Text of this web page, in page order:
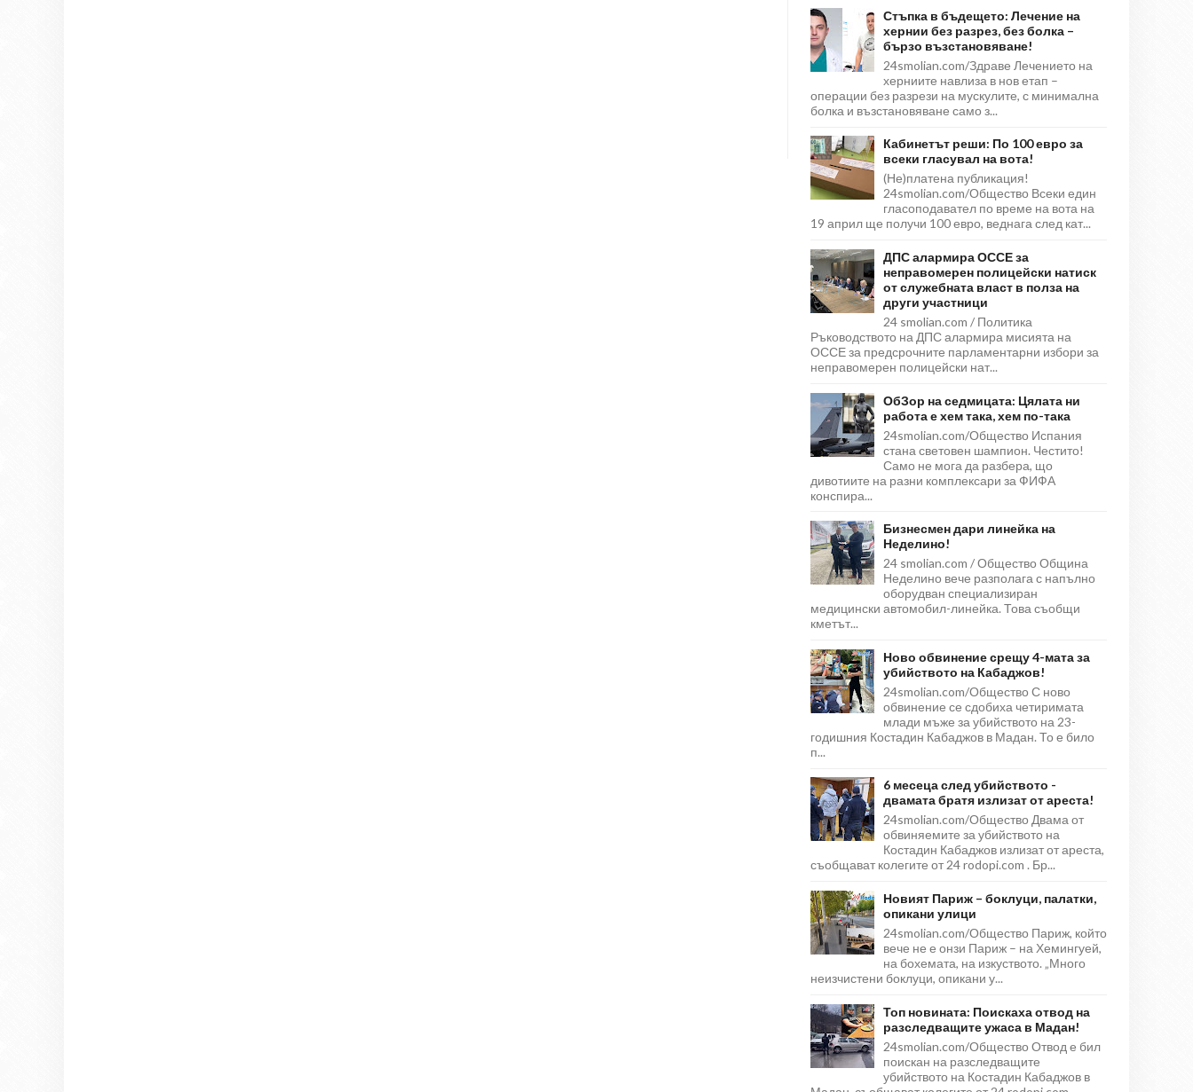
Стъпка в бъдещето: Лечение на
хернии без разрез, без болка –
бързо възстановяване!
24smolian.com/Здраве Лечението на
херниите навлиза в нов етап –
операции без разрези на мускулите, с минимална
болка и възстановяване само з...
Кабинетът реши: По 100 евро за
всеки гласувал на вота!
(Не)платена публикация!
24smolian.com/Общество Всеки един
гласоподавател по време на вота на
19 април ще получи 100 евро, веднага след кат...
ДПС алармира ОССЕ за
неправомерен полицейски натиск
от служебната власт в полза на
други участници
24 smolian.com / Политика
Ръководството на ДПС алармира мисията на
ОССЕ за предсрочните парламентарни избори за
неправомерен полицейски нат...
ОбЗор на седмицата: Цялата ни
работа е хем така, хем по-така
24smolian.com/Общество Испания
стана световен шампион. Честито!
Само не мога да разбера, що
дивотиите на разни комплексари за ФИФА
конспира...
Бизнесмен дари линейка на
Неделино!
24 smolian.com / Общество Община
Неделино вече разполага с напълно
оборудван специализиран
медицински автомобил-линейка. Това съобщи
кметът...
Ново обвинение срещу 4-мата за
убийството на Кабаджов!
24smolian.com/Общество С ново
обвинение се сдобиха четиримата
млади мъже за убийството на 23-
годишния Костадин Кабаджов в Мадан. То е било
п...
6 месеца след убийството -
двамата братя излизат от ареста!
24smolian.com/Общество Двама от
обвиняемите за убийството на
Костадин Кабаджов излизат от ареста,
съобщават колегите от 24 rodopi.com . Бр...
Новият Париж – боклуци, палатки,
опикани улици
24smolian.com/Общество Париж, който
вече не е онзи Париж – на Хемингуей,
на бохемата, на изкуството. „Много
неизчистени боклуци, опикани у...
Топ новината: Поискаха отвод на
разследващите ужаса в Мадан!
24smolian.com/Общество Отвод е бил
поискан на разследващите
убийството на Костадин Кабаджов в